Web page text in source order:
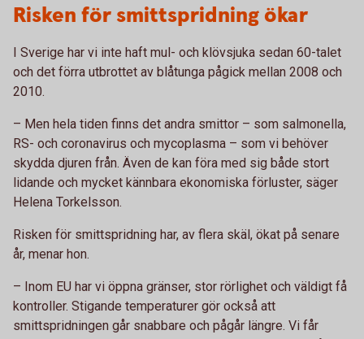
Risken för smittspridning ökar
I Sverige har vi inte haft mul- och klövsjuka sedan 60-talet
och det förra utbrottet av blåtunga pågick mellan 2008 och
2010.
– Men hela tiden finns det andra smittor – som salmonella,
RS- och coronavirus och mycoplasma – som vi behöver
skydda djuren från. Även de kan föra med sig både stort
lidande och mycket kännbara ekonomiska förluster, säger
Helena Torkelsson.
Risken för smittspridning har, av flera skäl, ökat på senare
år, menar hon.
– Inom EU har vi öppna gränser, stor rörlighet och väldigt få
kontroller. Stigande temperaturer gör också att
smittspridningen går snabbare och pågår längre. Vi får